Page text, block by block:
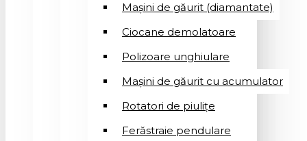
Mașini de găurit (diamantate)
Ciocane demolatoare
Polizoare unghiulare
Mașini de găurit cu acumulator
Rotatori de piuliţe
Ferăstraie pendulare